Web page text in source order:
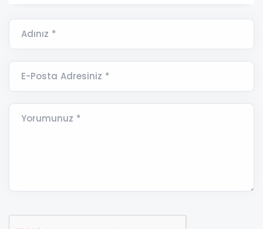
Adınız *
E-Posta Adresiniz *
Yorumunuz *